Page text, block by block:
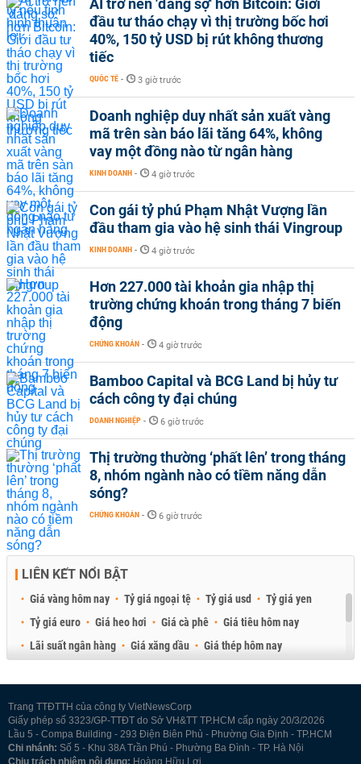
AI trở nên 'đáng sợ' hơn Bitcoin: Giới
đầu tư tháo chạy vì thị trường bốc hơi
40%, 150 tỷ USD bị rút không thương
tiếc
QUỐC TẾ - 3 giờ trước
Doanh nghiệp duy nhất sản xuất vàng
mã trên sàn báo lãi tăng 64%, không
vay một đồng nào từ ngân hàng
KINH DOANH - 4 giờ trước
Con gái tỷ phú Phạm Nhật Vượng lần
đầu tham gia vào hệ sinh thái Vingroup
KINH DOANH - 4 giờ trước
Hơn 227.000 tài khoản gia nhập thị
trường chứng khoán trong tháng 7 biến
động
CHỨNG KHOÁN - 4 giờ trước
Bamboo Capital và BCG Land bị hủy tư
cách công ty đại chúng
DOANH NGHIỆP - 6 giờ trước
Thị trường thường ‘phất lên’ trong tháng
8, nhóm ngành nào có tiềm năng dẫn
sóng?
CHỨNG KHOÁN - 6 giờ trước
LIÊN KẾT NỔI BẬT
Giá vàng hôm nay Tỷ giá ngoại tệ Tỷ giá usd
Tỷ giá yen
Tỷ giá euro
Giá heo hơi Giá cà phê
Giá tiêu hôm nay
Lãi suất ngân hàng
Giá xăng dầu
Giá thép hôm nay
Trang TTĐTTH của công ty VietNewsCorp
Giấy phép số 3323/GP-TTĐT do Sở VH&TT TP.HCM cấp ngày 20/3/2026
Lầu 5 - Compa Building - 293 Điện Biên Phủ - Phường Gia Định - TP.HCM
Chi nhánh: Số 5 - Khu 38A Trần Phú - Phường Ba Đình - TP. Hà Nội
Chịu trách nhiệm nội dung: Hoàng Hữu Lợi